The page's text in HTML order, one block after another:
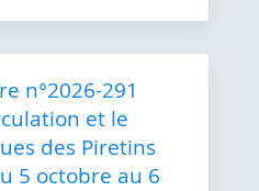
n°2026-291
et le
des Piretins
5 octobre au 6